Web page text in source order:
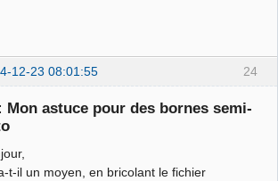
24
12-23 08:01:55
Mon astuce pour des bornes semi-
t-il un moyen, en bricolant le fichier